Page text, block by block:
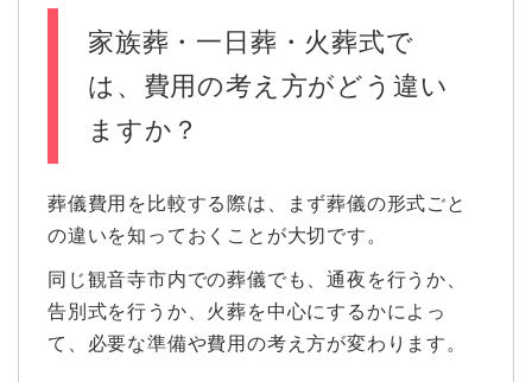
家族葬・一日葬・火葬式で
は、費用の考え方がどう違い
ますか？
葬儀費用を比較する際は、まず葬儀の形式ごと
の違いを知っておくことが大切です。
同じ観音寺市内での葬儀でも、通夜を行うか、
告別式を行うか、火葬を中心にするかによっ
て、必要な準備や費用の考え方が変わります。